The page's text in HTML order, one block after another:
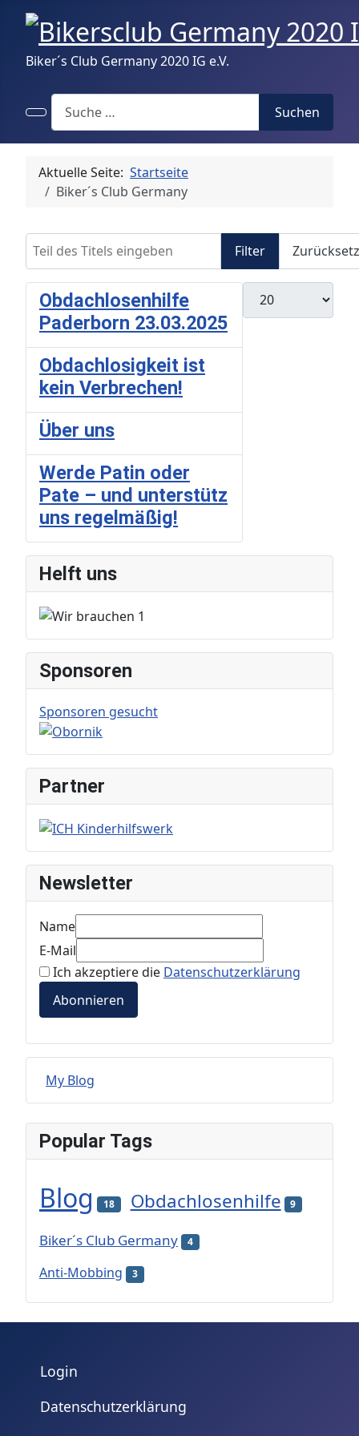
Biker´s Club Germany 2020 IG e.V.
Search
Suchen
Aktuelle Seite: Startseite
Biker´s Club Germany
Teil des Titels eingeben
Filter
Anzeige #
Obdachlosenhilfe
Paderborn 23.03.2025
Obdachlosigkeit ist
kein Verbrechen!
Über uns
Werde Patin oder
Pate – und unterstütz
uns regelmäßig!
Helft uns
Sponsoren
Sponsoren gesucht
Partner
Newsletter
Name
E-Mail
Ich akzeptiere die Datenschutzerklärung
Abonnieren
My Blog
Popular Tags
Blog 18 Obdachlosenhilfe 9
Biker´s Club Germany 4
Anti-Mobbing 3
Login
Datenschutzerklärung